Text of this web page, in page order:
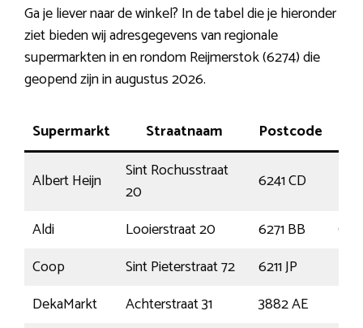
Ga je liever naar de winkel? In de tabel die je hieronder
ziet bieden wij adresgegevens van regionale
supermarkten in en rondom Reijmerstok (6274) die
geopend zijn in augustus 2026.
Supermarkt Straatnaam Postcode
Albert Heijn
Sint Rochusstraat
20
6241 CD
Aldi
Looierstraat 20 6271 BB
Coop
Sint Pieterstraat 72 6211 JP
DekaMarkt
Achterstraat 31 3882 AE